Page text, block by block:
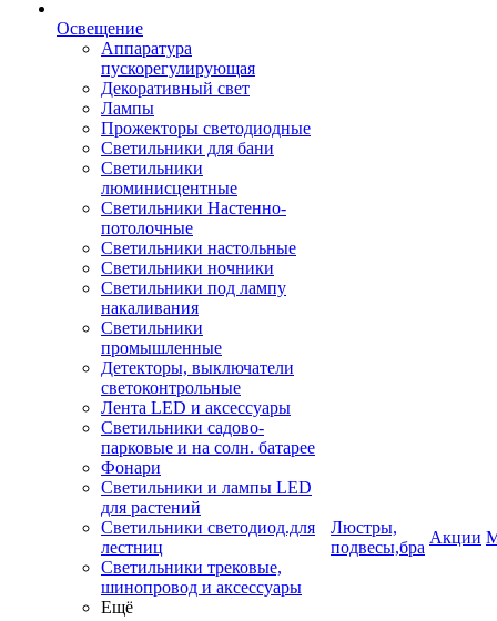
Освещение
Аппаратура
пускорегулирующая
Декоративный свет
Лампы
Прожекторы светодиодные
Светильники для бани
Светильники
люминисцентные
Светильники Настенно-
потолочные
Светильники настольные
Светильники ночники
Светильники под лампу
накаливания
Светильники
промышленные
Детекторы, выключатели
светоконтрольные
Лента LED и аксессуары
Светильники садово-
парковые и на солн. батарее
Фонари
Светильники и лампы LED
для растений
Светильники светодиод.для
лестниц
Светильники трековые,
шинопровод и аксессуары
Ещё
Люстры,
подвесы,бра
Акции